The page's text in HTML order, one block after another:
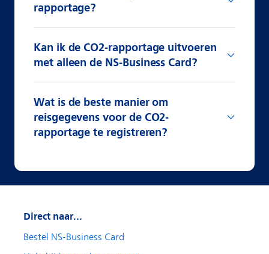
rapportage?
Kan ik de CO2-rapportage uitvoeren
met alleen de NS-Business Card?
Wat is de beste manier om
reisgegevens voor de CO2-
rapportage te registreren?
Direct naar...
Bestel NS-Business Card